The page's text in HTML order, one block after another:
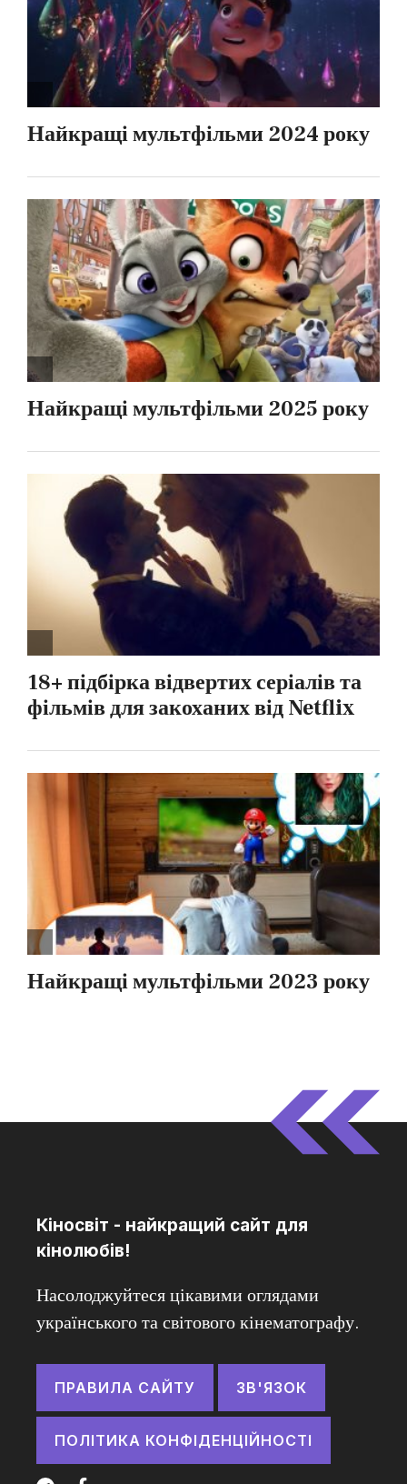
Кіносвіт - найкращий сайт для
кінолюбів!
Насолоджуйтеся цікавими оглядами
українського та світового кінематографу.
ПРАВИЛА САЙТУ ЗВ'ЯЗОК
ПОЛІТИКА КОНФІДЕНЦІЙНОСТІ